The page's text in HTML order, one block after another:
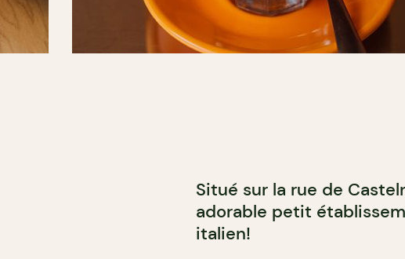
Situé sur la rue de
adorable petit
italien!